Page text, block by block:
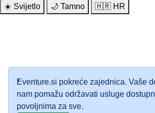
☀️ Svijetlo 🌙 Tamno 🇭🇷 HR
Eventure.si pokreće zajednica. Vaše
nam pomažu održavati usluge
povoljnima za sve.